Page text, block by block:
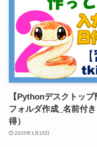
【Pythonデスクトッ
フォルダ作成_名前付
得）
2025年1月15日